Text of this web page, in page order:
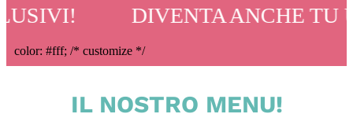
ANCHE TU UN
color: #fff; /* customize */
IL NOSTRO MENU!